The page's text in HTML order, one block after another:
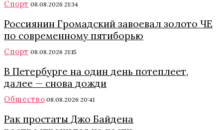
Спорт 08.08.2026 21:34
Россиянин Громадский завоевал золото ЧЕ
по современному пятиборью
Спорт 08.08.2026 21:15
В Петербурге на один день потеплеет,
далее — снова дожди
Общество 08.08.2026 20:41
Рак простаты Джо Байдена